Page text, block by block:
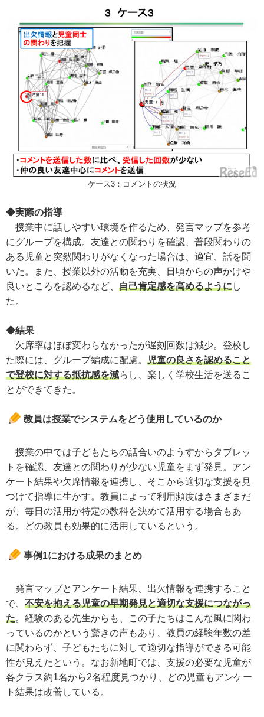
ケース3：コメントの状況
◆実際の指導
授業中に話しやすい環境を作るため、発言マップを参考
にグループを構成。友達との関わりを確認、普段関わりの
ある児童と突然関わりがなくなった場合は、適宜、話を聞
いた。また、授業以外の活動を充実、日頃からの声かけや
良いところを認めるなど、 自己肯定感を高めるようにし
た。
◆結果
欠席率はほぼ変わらなかったが遅刻回数は減少。登校し
た際には、グループ編成に配慮。 児童の良さを認めること
で登校に対する抵抗感を減らし、楽しく学校生活を送るこ
とができてきた。
教員は授業でシステムをどう使用しているのか
授業の中では子どもたちの話合いのようすからタブレッ
トを確認、友達との関わりが少ない児童をまず発見。アン
ケート結果や欠席情報を連携し、そこから適切な支援を見
つけて指導に生かす。教員によって利用頻度はさまざまだ
が、毎日の活用か特定の教科を決めて活用する場合もあ
る。どの教員も効果的に活用しているという。
事例1における成果のまとめ
発言マップとアンケート結果、出欠情報を連携すること
で、 不安を抱える児童の早期発見と適切な支援につながっ
た。経験のある先生からも、この子たちはこんな風に関わ
っているのかという驚きの声もあり、教員の経験年数の差
に関わらず、子どもたちに対して適切な指導ができる可能
性が見えたという。なお新地町では、支援の必要な児童が
各クラス約1名から2名程度見つかり、どの児童もアンケー
ト結果は改善している。